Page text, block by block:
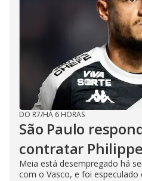
DO R7/HÁ 6 HORAS
São Paulo
contratar
Meia está desempregado há
com o Vasco, e foi